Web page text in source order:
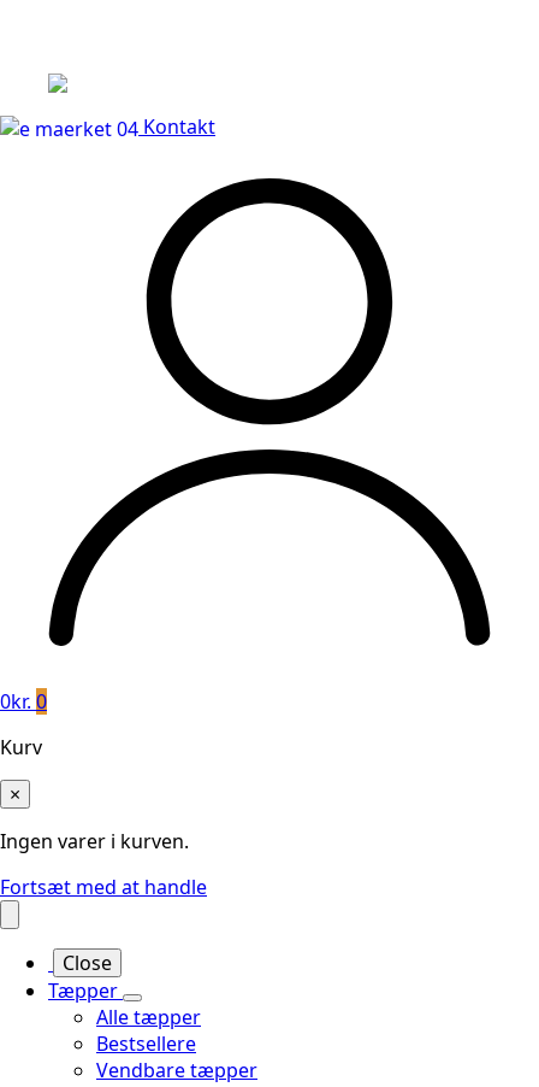
Kontakt
0kr. 0
Kurv
×
Ingen varer i kurven.
Fortsæt med at handle
Close
Tæpper
Alle tæpper
Bestsellere
Vendbare tæpper